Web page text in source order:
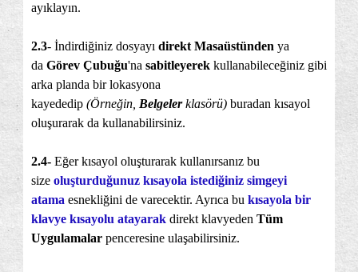
ayıklayın.
2.3- İndirdiğiniz dosyayı direkt Masaüstünden ya
da Görev Çubuğu'na sabitleyerek kullanabileceğiniz gibi
arka planda bir lokasyona
kayededip (Örneğin, Belgelerklasörü) buradan kısayol
oluşurarak da kullanabilirsiniz.
2.4- Eğer kısayol oluşturarak kullanırsanız bu
size oluşturduğunuz kısayola istediğiniz simgeyi
atama esnekliğini de varecektir. Ayrıca bu kısayola bir
klavye kısayolu atayarak direkt klavyeden Tüm
Uygulamalar penceresine ulaşabilirsiniz.